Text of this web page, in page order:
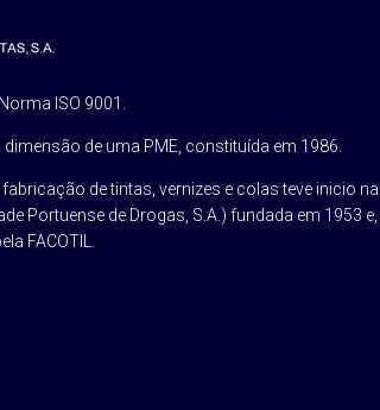
ISO 9001.
de uma PME, constituída em 1986.
de tintas, vernizes e colas teve inicio na
Portuense de Drogas, S.A.) fundada em 1953 e,
FACOTIL.